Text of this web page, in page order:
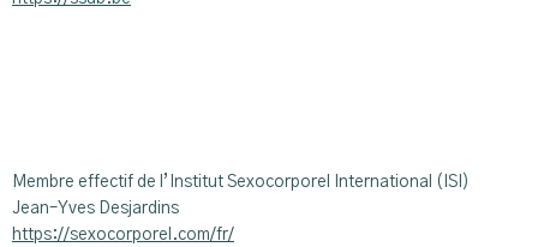
Membre effectif de l’Institut Sexocorporel International (ISI)
Jean–Yves Desjardins
https://sexocorporel.com/fr/